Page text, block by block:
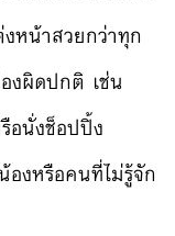
หน้าสวยกว่าทุก
งผิดปกติ เช่น
อนั่งช็อปปิ้ง
งหรือคนที่ไม่รู้จัก